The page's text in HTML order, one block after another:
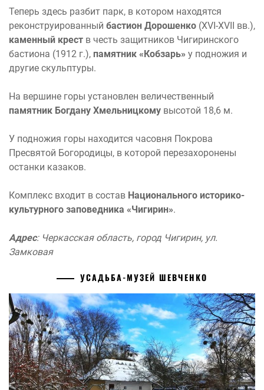
Теперь здесь разбит парк, в котором находятся
реконструированный бастион Дорошенко (XVI-XVII вв.),
каменный крест в честь защитников Чигиринского
бастиона (1912 г.), памятник «Кобзарь» у подножия и
другие скульптуры.
На вершине горы установлен величественный
памятник Богдану Хмельницкому высотой 18,6 м.
У подножия горы находится часовня Покрова
Пресвятой Богородицы, в которой перезахоронены
останки казаков.
Комплекс входит в состав Национального историко-
культурного заповедника «Чигирин».
Адрес: Черкасская область, город Чигирин, ул.
Замковая
УСАДЬБА-МУЗЕЙ ШЕВЧЕНКО